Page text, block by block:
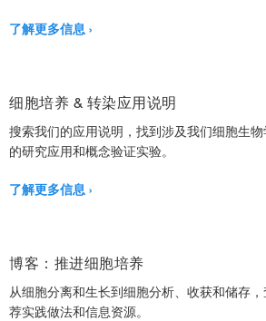
了解更多信息
细胞培养 & 转染应用说明
搜索我们的应用说明，找到涉及我们细胞生
的研究应用和概念验证实验。
了解更多信息
博客：推进细胞培养
从细胞分离和生长到细胞分析、收获和储存
荐实践做法和信息资源。